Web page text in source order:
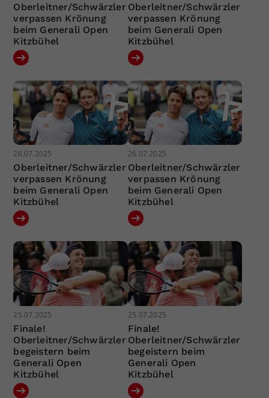
Oberleitner/Schwärzler
verpassen Krönung
beim Generali Open
Kitzbühel
Oberleitner/Schwärzler
verpassen Krönung
beim Generali Open
Kitzbühel
26.07.2025
Oberleitner/Schwärzler
verpassen Krönung
beim Generali Open
Kitzbühel
26.07.2025
Oberleitner/Schwärzler
verpassen Krönung
beim Generali Open
Kitzbühel
25.07.2025
Finale!
Oberleitner/Schwärzler
begeistern beim
Generali Open
Kitzbühel
25.07.2025
Finale!
Oberleitner/Schwärzler
begeistern beim
Generali Open
Kitzbühel